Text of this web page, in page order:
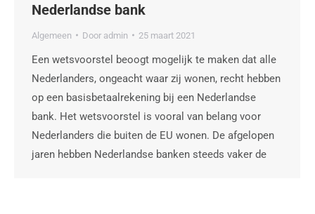
Nederlandse bank
Algemeen Door admin 25 maart 2021
Een wetsvoorstel beoogt mogelijk te maken dat alle
Nederlanders, ongeacht waar zij wonen, recht hebben
op een basisbetaalrekening bij een Nederlandse
bank. Het wetsvoorstel is vooral van belang voor
Nederlanders die buiten de EU wonen. De afgelopen
jaren hebben Nederlandse banken steeds vaker de